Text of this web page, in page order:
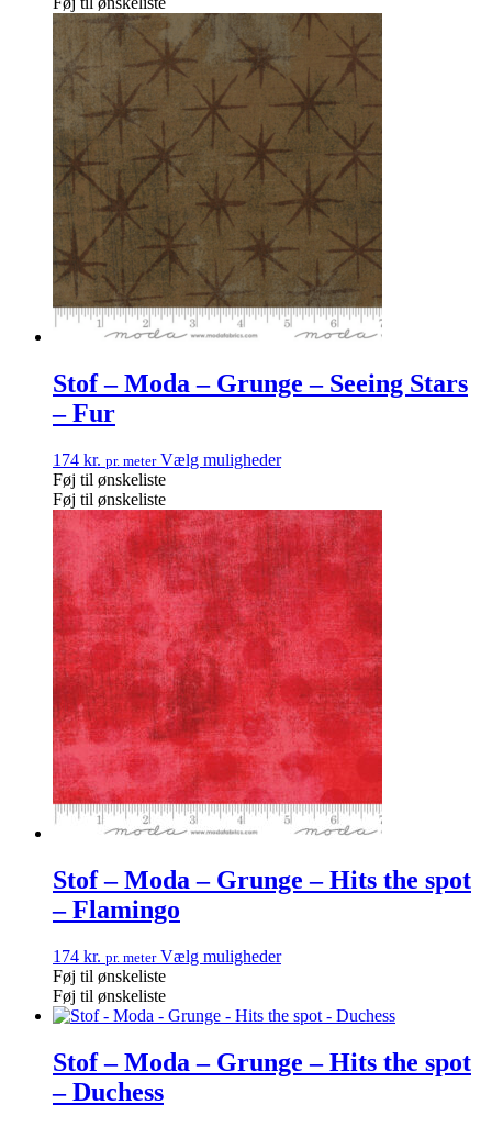
Stof – Moda – Grunge – Seeing Stars
– Fur
174 kr. pr. meter Vælg muligheder
Føj til ønskeliste
Føj til ønskeliste
Stof – Moda – Grunge – Hits the spot
– Flamingo
174 kr. pr. meter Vælg muligheder
Føj til ønskeliste
Føj til ønskeliste
Stof – Moda – Grunge – Hits the spot
– Duchess